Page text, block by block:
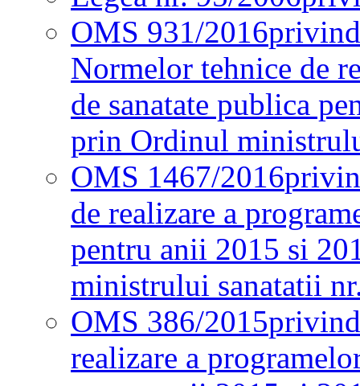
OMS 931/2016
Normelor tehnice de
de sanatate publica
prin Ordinul
OMS 1467/2016
de realizare a
pentru anii 2015 si
ministrului sanatatii
OMS 386/2015
realizare a